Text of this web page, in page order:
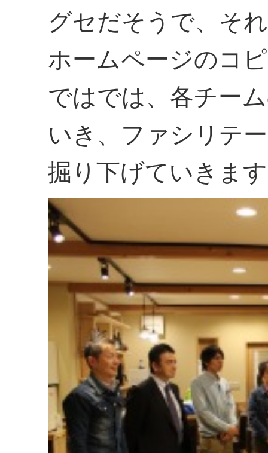
グセだそうで、そ
ホームページのコ
ではでは、各チー
いき、ファシリテ
掘り下げていきま